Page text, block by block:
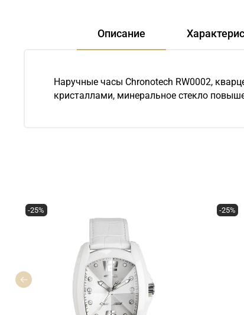
Описание
Наручные часы Chronotech RW0002,
кристаллами, минеральное стекло
-25% -25%